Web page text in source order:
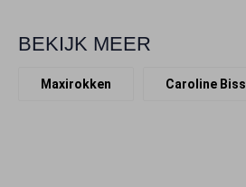
BEKIJK MEER
Maxirokken Caroline Biss